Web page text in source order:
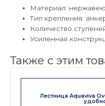
Материал:
Тип крепления:
Количество
Усиленная
Также с этим
Лестница Aquaviva